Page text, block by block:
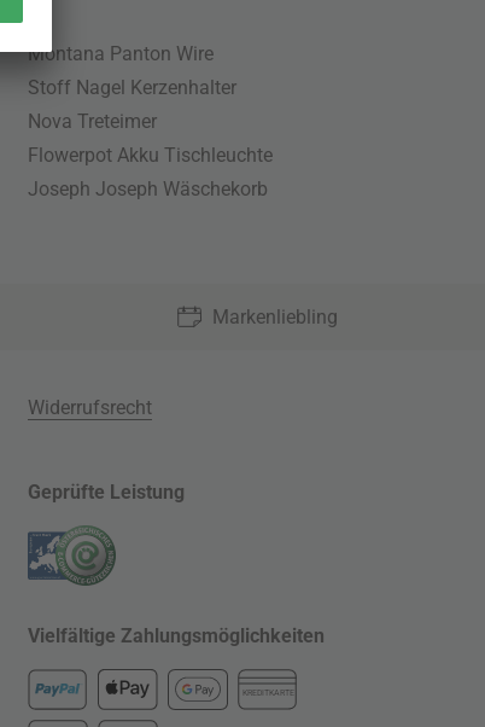
Montana Panton Wire
Stoff Nagel Kerzenhalter
Nova Treteimer
Flowerpot Akku Tischleuchte
Joseph Joseph Wäschekorb
Markenliebling
Widerrufsrecht
Geprüfte Leistung
Vielfältige Zahlungsmöglichkeiten
KREDITKARTE